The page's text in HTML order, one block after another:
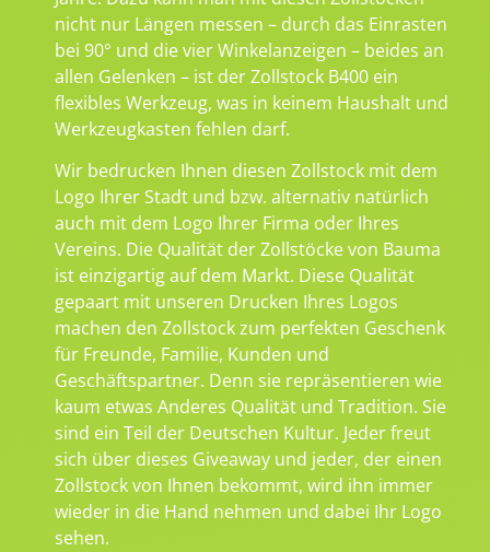
nicht nur Längen messen – durch das Einrasten
bei 90° und die vier Winkelanzeigen – beides an
allen Gelenken – ist der Zollstock B400 ein
flexibles Werkzeug, was in keinem Haushalt und
Werkzeugkasten fehlen darf.
Wir bedrucken Ihnen diesen Zollstock mit dem
Logo Ihrer Stadt und bzw. alternativ natürlich
auch mit dem Logo Ihrer Firma oder Ihres
Vereins. Die Qualität der Zollstöcke von Bauma
ist einzigartig auf dem Markt. Diese Qualität
gepaart mit unseren Drucken Ihres Logos
machen den Zollstock zum perfekten Geschenk
für Freunde, Familie, Kunden und
Geschäftspartner. Denn sie repräsentieren wie
kaum etwas Anderes Qualität und Tradition. Sie
sind ein Teil der Deutschen Kultur. Jeder freut
sich über dieses Giveaway und jeder, der einen
Zollstock von Ihnen bekommt, wird ihn immer
wieder in die Hand nehmen und dabei Ihr Logo
sehen.